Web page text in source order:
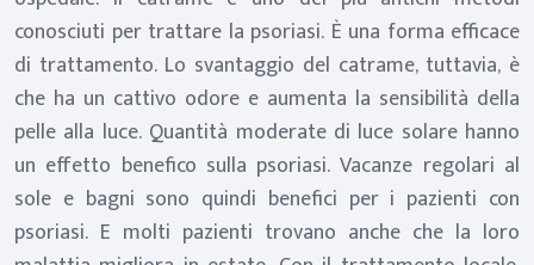
conosciuti per trattare la psoriasi. È una forma efficace
di trattamento. Lo svantaggio del catrame, tuttavia, è
che ha un cattivo odore e aumenta la sensibilità della
pelle alla luce. Quantità moderate di luce solare hanno
un effetto benefico sulla psoriasi. Vacanze regolari al
sole e bagni sono quindi benefici per i pazienti con
psoriasi. E molti pazienti trovano anche che la loro